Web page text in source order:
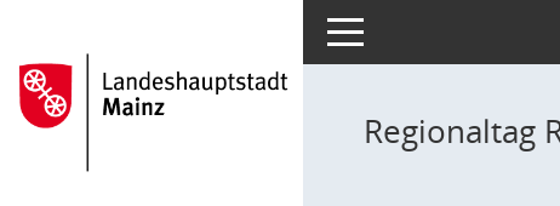
Toggle navigation
Regionaltag